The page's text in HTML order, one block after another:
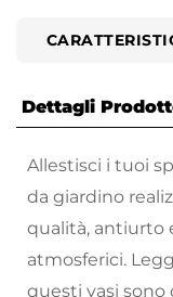
Dettagli
Allestisci i tuoi
da giardino
qualità, antiurto
atmosferici.
questi vasi sono